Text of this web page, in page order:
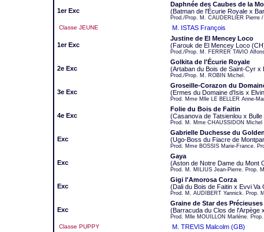
1er Exc
Daphnée des Caubes de la
(Batman de l'Écurie Royale x
Prod./Prop. M. CAUDERLIER Pierre
Classe JEUNE M. ISTAS François
1er Exc
Justine de El Mencey Loco
(Farouk de El Mencey Loco
Prod./Prop. M. FERRER TAVIO
2e Exc
Golkita de l'Écurie Royale
(Artaban du Bois de Saint-Cyr x
Prod./Prop. M. ROBIN Michel.
3e Exc
Groseille-Corazon du
(Ermes du Domaine d'Isis x
Prod. Mme Mlle LE BELLER Anne-
4e Exc
Folie du Bois de Faitin
(Casanova de Tatsienlou x
Prod. M. Mme CHAUSSIDON
Exc
Gabrielle Duchesse du
(Ugo-Boss du Fiacre de
Prod. Mme BOSSIS Marie-France.
Exc
Gaya
(Aston de Notre Dame du Mont
Prod. M. MILIUS Jean-Pierre. Prop.
Exc
Gigi l'Amorosa Corza
(Dali du Bois de Faitin x Evvi Va
Prod. M. AUDIBERT Yannick. Prop.
Exc
Graine de Star des Précieuses
(Barracuda du Clos de l'Arpège
Prod. Mlle MOUILLON Marlène.
Classe PUPPY M. TREVIS Malcolm (GB)